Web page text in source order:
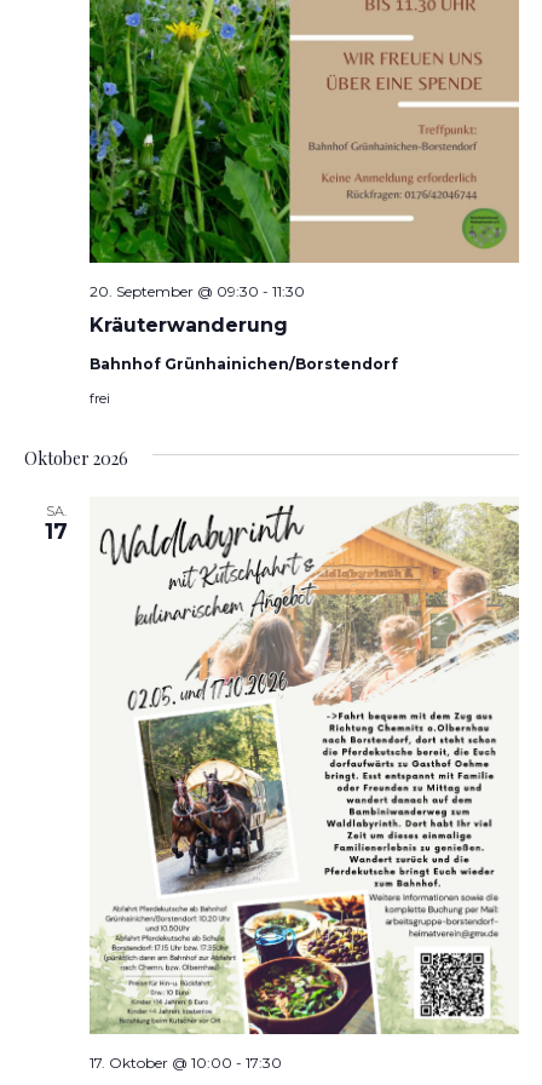
Kräuterwanderung
20. September @ 09:30 - 11:30
Bahnhof Grünhainichen/Borstendorf
frei
Oktober 2026
SA.
17
17. Oktober @ 10:00 - 17:30